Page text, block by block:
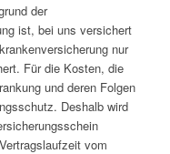
der
ist, bei uns versichert
nur
Für die Kosten, die
und deren Folgen
Deshalb wird
vom